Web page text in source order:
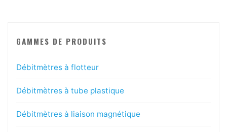
GAMMES DE PRODUITS
Débitmètres à flotteur
Débitmètres à tube plastique
Débitmètres à liaison magnétique